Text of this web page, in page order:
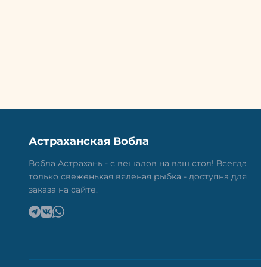
Астраханская Вобла
Вобла Астрахань - с вешалов на ваш стол! Всегда
только свеженькая вяленая рыбка - доступна для
заказа на сайте.